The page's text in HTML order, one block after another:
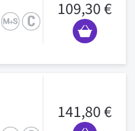
109,30 €
141,80 €